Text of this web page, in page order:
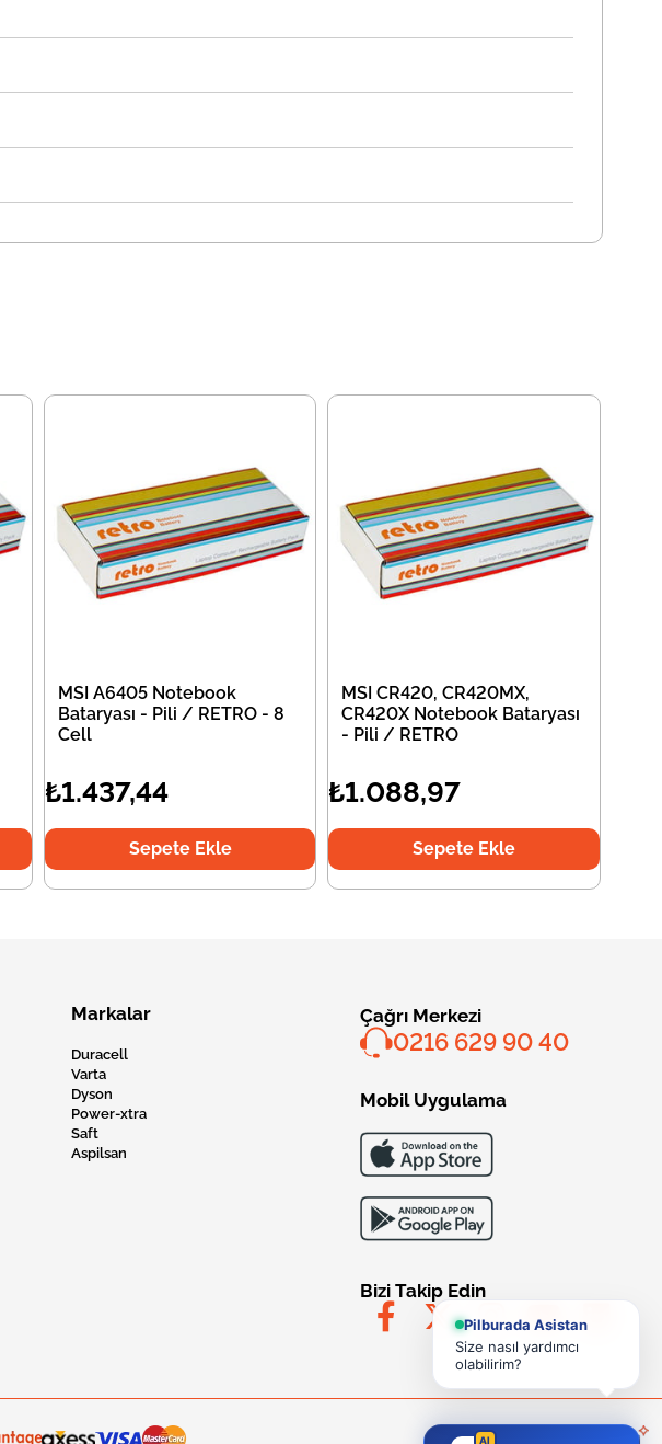
MSI A6405 Notebook
Bataryası - Pili / RETRO - 8
Cell
₺1.437,44
Sepete Ekle
MSI CR420, CR420MX,
CR420X Notebook Bataryası
- Pili / RETRO
₺1.088,97
Sepete Ekle
Markalar
Duracell
Varta
Dyson
Power-xtra
Saft
Aspilsan
Çağrı Merkezi
0216 629 90 40
Mobil Uygulama
Bizi Takip Edin
Pilburada Asistan
Size nasıl yardımcı
olabilirim?
AI